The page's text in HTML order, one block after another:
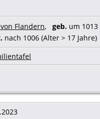
Flandern, geb. um 1013
nach 1006 (Alter > 17 Jahre)